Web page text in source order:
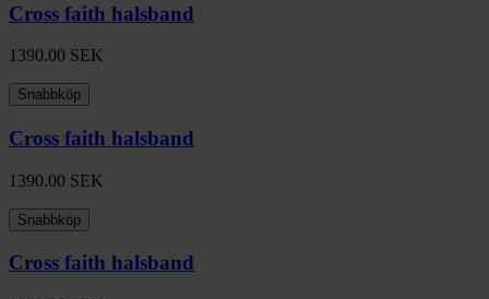
Cross faith halsband
1390.00 SEK
Snabbköp
Cross faith halsband
1390.00 SEK
Snabbköp
Cross faith halsband